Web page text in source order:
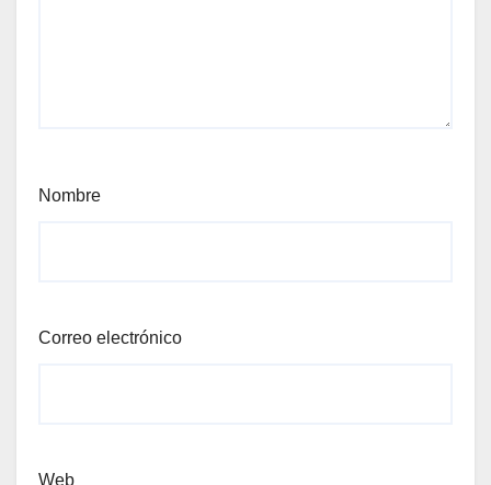
Nombre
Correo electrónico
Web